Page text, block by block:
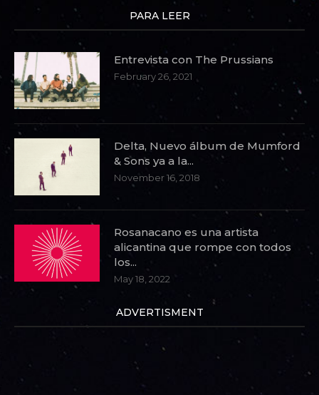
PARA LEER
Entrevista con The Prussians
February 26, 2021
Delta, Nuevo álbum de Mumford
& Sons ya a la...
November 16, 2018
Rosanacano es una artista
alicantina que rompe con todos
los...
May 18, 2022
ADVERTISMENT